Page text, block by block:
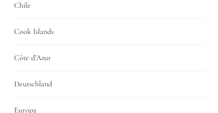
Chile
Cook Islands
Côte d’Azur
Deutschland
Europa